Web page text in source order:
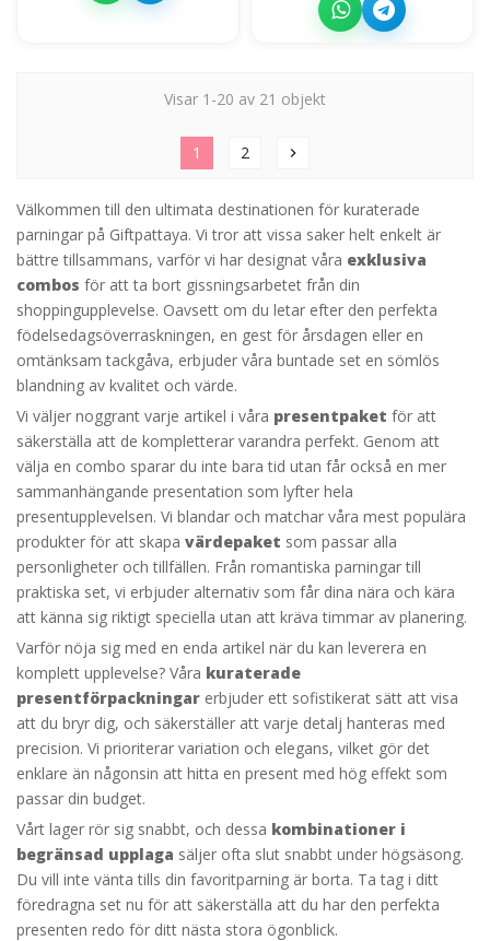
Visar 1-20 av 21 objekt
1 2 chevron_right
Välkommen till den ultimata destinationen för kuraterade
parningar på Giftpattaya. Vi tror att vissa saker helt enkelt är
bättre tillsammans, varför vi har designat våra exklusiva
combos för att ta bort gissningsarbetet från din
shoppingupplevelse. Oavsett om du letar efter den perfekta
födelsedagsöverraskningen, en gest för årsdagen eller en
omtänksam tackgåva, erbjuder våra buntade set en sömlös
blandning av kvalitet och värde.
Vi väljer noggrant varje artikel i våra presentpaket för att
säkerställa att de kompletterar varandra perfekt. Genom att
välja en combo sparar du inte bara tid utan får också en mer
sammanhängande presentation som lyfter hela
presentupplevelsen. Vi blandar och matchar våra mest populära
produkter för att skapa värdepaket som passar alla
personligheter och tillfällen. Från romantiska parningar till
praktiska set, vi erbjuder alternativ som får dina nära och kära
att känna sig riktigt speciella utan att kräva timmar av planering.
Varför nöja sig med en enda artikel när du kan leverera en
komplett upplevelse? Våra kuraterade
presentförpackningar erbjuder ett sofistikerat sätt att visa
att du bryr dig, och säkerställer att varje detalj hanteras med
precision. Vi prioriterar variation och elegans, vilket gör det
enklare än någonsin att hitta en present med hög effekt som
passar din budget.
Vårt lager rör sig snabbt, och dessa kombinationer i
begränsad upplaga säljer ofta slut snabbt under högsäsong.
Du vill inte vänta tills din favoritparning är borta. Ta tag i ditt
föredragna set nu för att säkerställa att du har den perfekta
presenten redo för ditt nästa stora ögonblick.